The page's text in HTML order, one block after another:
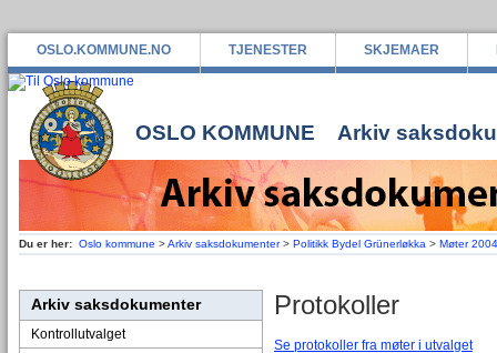
OSLO.KOMMUNE.NO TJENESTER SKJEMAER
OSLO KOMMUNE Arkiv
Du er her: Oslo kommune >Arkiv saksdokumenter> Politikk Bydel Grünerløkka > Møter
Arkiv saksdokumenter
Kontrollutvalget
Protokoller
Se protokoller fra møter i utvalget